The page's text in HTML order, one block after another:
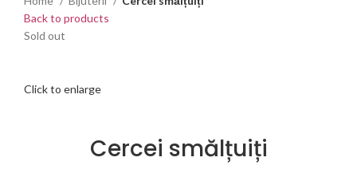
Back to products
Sold out
Click to enlarge
Cercei smălțuiți